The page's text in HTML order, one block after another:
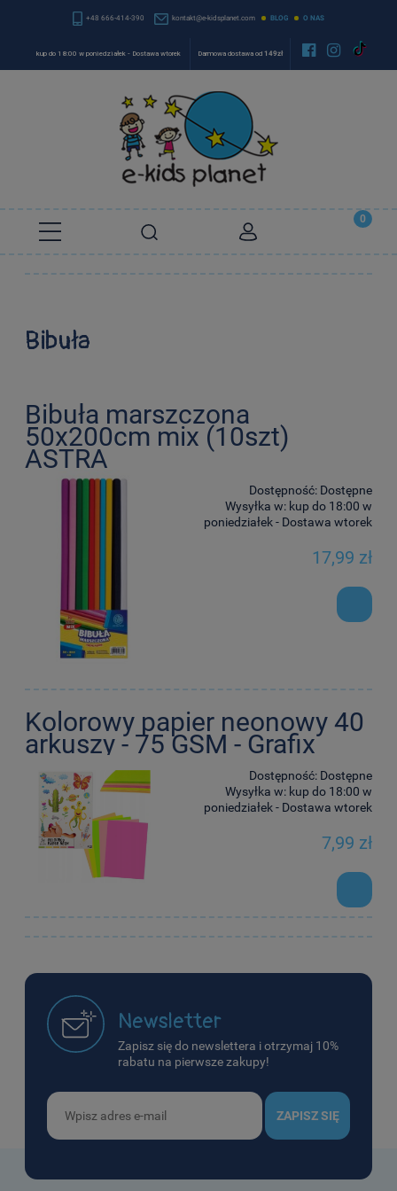
+48 666-414-390 kontakt@e-kidsplanet.com BLOG O NAS
kup do 18:00 w poniedziałek - Dostawa wtorek Darmowa dostawa od 149zł  
Bibuła
Bibuła marszczona
50x200cm mix (10szt)
ASTRA
Dostępność: Dostępne
Wysyłka w: kup do 18:00 w
poniedziałek - Dostawa wtorek
17,99 zł
Kolorowy papier neonowy 40
arkuszy - 75 GSM - Grafix
Dostępność: Dostępne
Wysyłka w: kup do 18:00 w
poniedziałek - Dostawa wtorek
7,99 zł
Newsletter
Zapisz się do newslettera i otrzymaj 10%
rabatu na pierwsze zakupy!
ZAPISZ SIĘ